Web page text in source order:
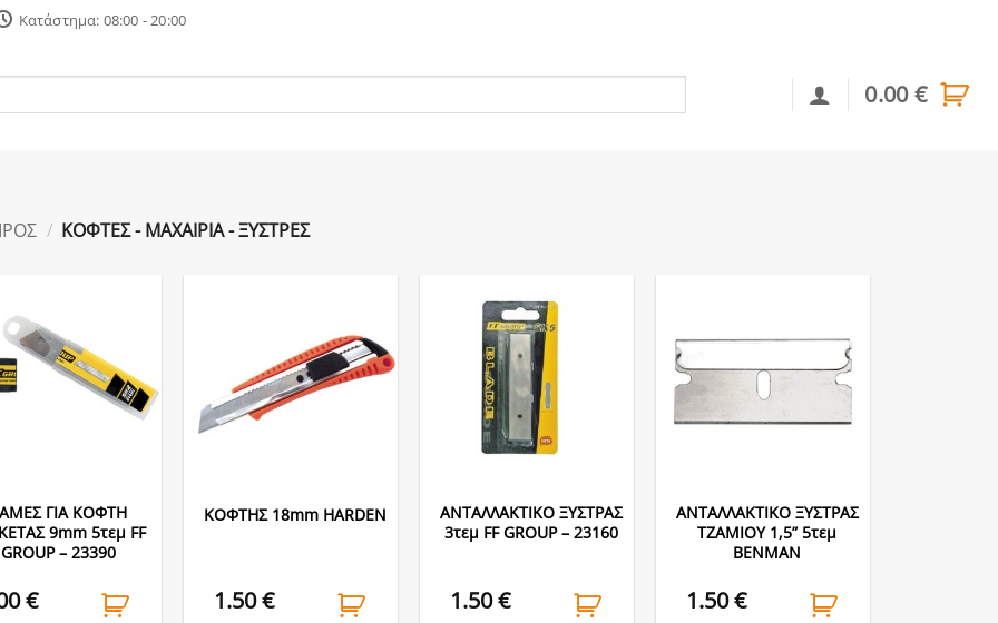
Κατάστημα: 08:00 - 20:00
0.00€
/ ΚΟΦΤΕΣ - ΜΑΧΑΙΡΙΑ - ΞΥΣΤΡΕΣ
ΓΙΑ ΚΟΦΤΗ
9mm 5τεμ FF
GROUP – 23390
€
ΚΟΦΤΗΣ 18mm HARDEN
1.50€
ΑΝΤΑΛΛΑΚΤΙΚΟ ΞΥΣΤΡΑΣ
3τεμ FF GROUP – 23160
1.50€
ΑΝΤΑΛΛΑΚΤΙΚΟ ΞΥΣΤΡΑΣ
ΤΖΑΜΙΟΥ 1,5” 5τεμ
BENMAN
1.50€